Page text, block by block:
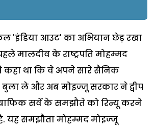
'इंडिया आउट' का अभियान छेड़ रखा
मालदीव के राष्ट्रपति मोहम्मद
कहा था कि वे अपने सारे सैनिक
ले और अब मोइज्जू सरकार ने द्वीप
सर्वे के समझौते को रिन्यू करने
यह समझौता मोहम्मद मोइज्जू